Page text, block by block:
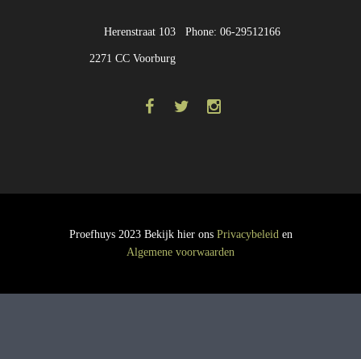
Phone: 06-29512166
Herenstraat 103
2271 CC Voorburg
Proefhuys 2023 Bekijk hier ons Privacybeleid en
Algemene voorwaarden